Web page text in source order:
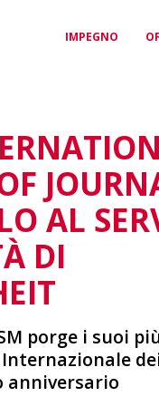
IMPEGNO
&
di lavoro per
& Equità
RETE
connessione con il
dei media
E
qualificato in
di diritto del
i membri SSM
siamo e quali sono i
valori
AL
DI
porge i suoi
anniversario